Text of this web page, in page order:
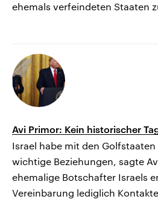
ehemals verfeindeten Staaten
Avi Primor: Kein historischer
Israel habe mit den
wichtige Beziehungen, sagte
ehemalige Botschafter Israels
Vereinbarung lediglich